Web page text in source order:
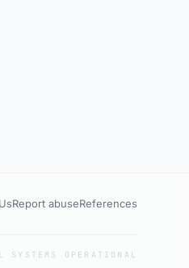
Report abuseReferences
SYSTEMS OPERATIONAL